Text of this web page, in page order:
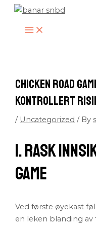
Skip
content
MENU
Chicken Road
Kontrollert
/ Uncategorized / By
1. Rask
Game
Ved første øyekast
en leken blanding av